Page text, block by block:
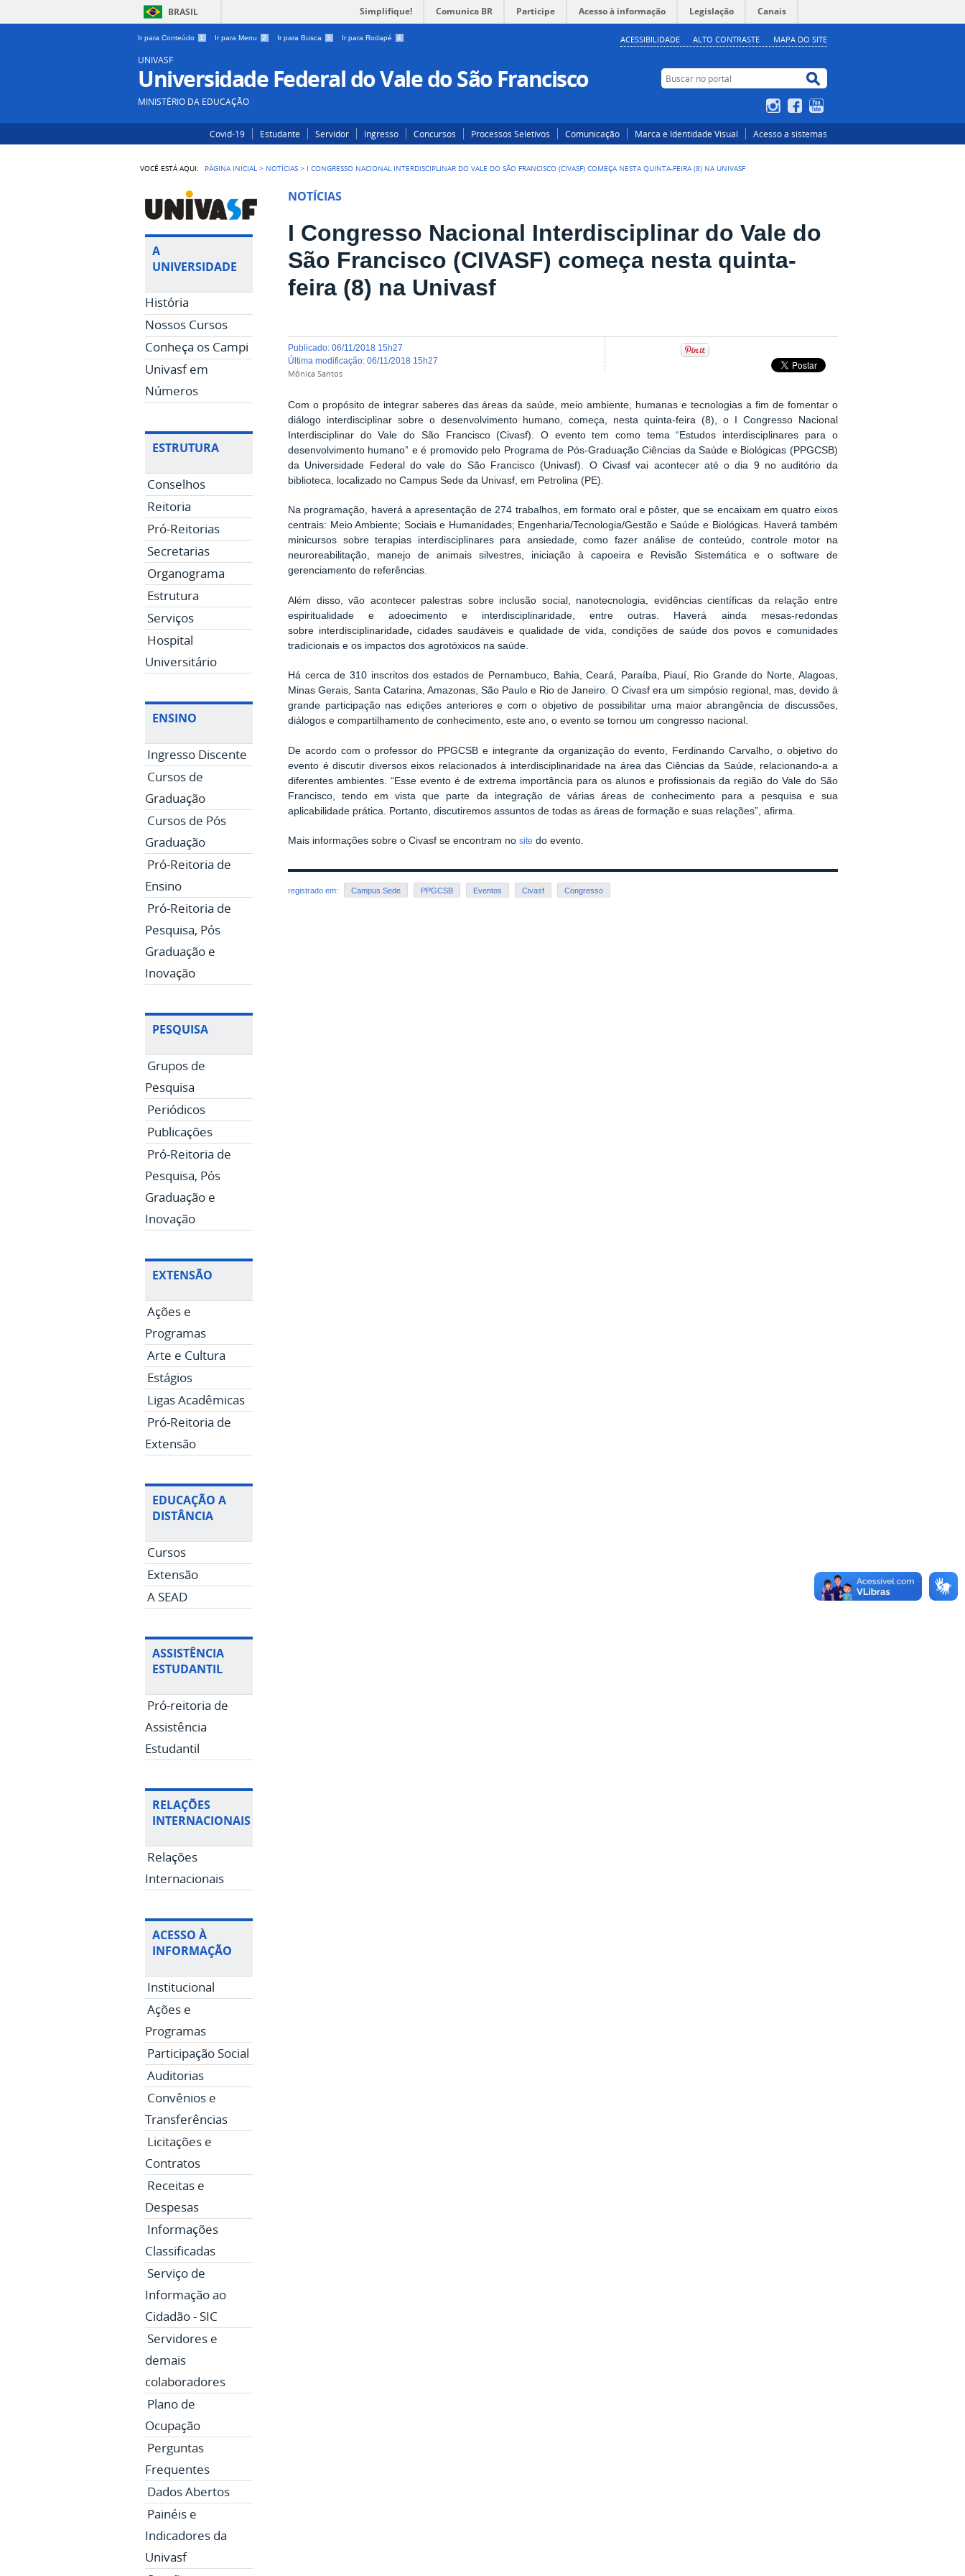
BRASIL Simplifique! Comunica BR Participe Acesso à informação Legislação Canais
Ir para Conteúdo 1 Ir para Menu 2 Ir para Busca 3 Ir para Rodapé 4 ACESSIBILIDADE ALTO CONTRASTE MAPA DO SITE
UNIVASF
Universidade Federal do Vale do São Francisco
MINISTÉRIO DA EDUCAÇÃO
Buscar no portal
Buscar no portal
InstagramFacebook
Covid-19 Estudante Servidor Ingresso Concursos Processos Seletivos Comunicação Marca e Identidade Visual Acesso a sistemas
VOCÊ ESTÁ AQUI: PÁGINA INICIAL > NOTÍCIAS > I CONGRESSO NACIONAL INTERDISCIPLINAR DO VALE DO SÃO FRANCISCO (CIVASF) COMEÇA NESTA QUINTA-FEIRA (8) NA UNIVASF
A
UNIVERSIDADE
História
Nossos Cursos
Conheça os Campi
Univasf em
Números
ESTRUTURA
Conselhos
Reitoria
Pró-Reitorias
Secretarias
Organograma
Estrutura
Serviços
Hospital
Universitário
ENSINO
Ingresso Discente
Cursos de
Graduação
Cursos de Pós
Graduação
Pró-Reitoria de
Ensino
Pró-Reitoria de
Pesquisa, Pós
Graduação e
Inovação
PESQUISA
Grupos de
Pesquisa
Periódicos
Publicações
Pró-Reitoria de
Pesquisa, Pós
Graduação e
Inovação
EXTENSÃO
Ações e
Programas
Arte e Cultura
Estágios
Ligas Acadêmicas
Pró-Reitoria de
Extensão
EDUCAÇÃO A
DISTÂNCIA
Cursos
Extensão
A SEAD
ASSISTÊNCIA
ESTUDANTIL
Pró-reitoria de
Assistência
Estudantil
RELAÇÕES
INTERNACIONAIS
Relações
Internacionais
ACESSO À
INFORMAÇÃO
Institucional
Ações e
Programas
Participação Social
Auditorias
Convênios e
Transferências
Licitações e
Contratos
Receitas e
Despesas
Informações
Classificadas
Serviço de
Informação ao
Cidadão - SIC
Servidores e
demais
colaboradores
Plano de
Ocupação
Perguntas
Frequentes
Dados Abertos
Painéis e
Indicadores da
Univasf
NOTÍCIAS
I Congresso Nacional Interdisciplinar do Vale do
São Francisco (CIVASF) começa nesta quinta-
feira (8) na Univasf
publicado:06/11/2018 15h27
última modificação:06/11/2018 15h27
Mônica Santos
Com o propósito de integrar saberes das áreas da saúde, meio ambiente, humanas e tecnologias a fim de fomentar o
diálogo interdisciplinar sobre o desenvolvimento humano, começa, nesta quinta-feira (8), o I Congresso Nacional
Interdisciplinar do Vale do São Francisco (Civasf). O evento tem como tema “Estudos interdisciplinares para o
desenvolvimento humano” e é promovido pelo Programa de Pós-Graduação Ciências da Saúde e Biológicas (PPGCSB)
da Universidade Federal do vale do São Francisco (Univasf). O Civasf vai acontecer até o dia 9 no auditório da
biblioteca, localizado no Campus Sede da Univasf, em Petrolina (PE).
Na programação, haverá a apresentação de 274 trabalhos, em formato oral e pôster, que se encaixam em quatro eixos
centrais: Meio Ambiente; Sociais e Humanidades; Engenharia/Tecnologia/Gestão e Saúde e Biológicas. Haverá também
minicursos sobre terapias interdisciplinares para ansiedade, como fazer análise de conteúdo, controle motor na
neuroreabilitação, manejo de animais silvestres, iniciação à capoeira e Revisão Sistemática e o software de
gerenciamento de referências.
Além disso, vão acontecer palestras sobre inclusão social, nanotecnologia, evidências científicas da relação entre
espiritualidade e adoecimento e interdisciplinaridade, entre outras. Haverá ainda mesas-redondas
sobre interdisciplinaridade, cidades saudáveis e qualidade de vida, condições de saúde dos povos e comunidades
tradicionais e os impactos dos agrotóxicos na saúde.
Há cerca de 310 inscritos dos estados de Pernambuco, Bahia, Ceará, Paraíba, Piauí, Rio Grande do Norte, Alagoas,
Minas Gerais, Santa Catarina, Amazonas, São Paulo e Rio de Janeiro. O Civasf era um simpósio regional, mas, devido à
grande participação nas edições anteriores e com o objetivo de possibilitar uma maior abrangência de discussões,
diálogos e compartilhamento de conhecimento, este ano, o evento se tornou um congresso nacional.
De acordo com o professor do PPGCSB e integrante da organização do evento, Ferdinando Carvalho, o objetivo do
evento é discutir diversos eixos relacionados à interdisciplinaridade na área das Ciências da Saúde, relacionando-a a
diferentes ambientes. “Esse evento é de extrema importância para os alunos e profissionais da região do Vale do São
Francisco, tendo em vista que parte da integração de várias áreas de conhecimento para a pesquisa e sua
aplicabilidade prática. Portanto, discutiremos assuntos de todas as áreas de formação e suas relações”, afirma.
Mais informações sobre o Civasf se encontram nosite do evento.
registrado em: Campus Sede PPGCSB Eventos Civasf Congresso